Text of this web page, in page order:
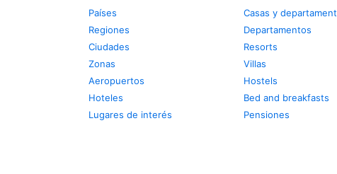
Países
Regiones
Ciudades
Zonas
Aeropuertos
Hoteles
Lugares de interés
Casas y
Departamentos
Resorts
Villas
Hostels
Bed and breakfasts
Pensiones